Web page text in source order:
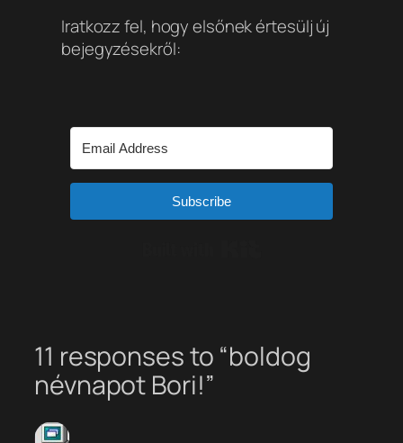
Iratkozz fel, hogy elsőnek értesülj új
bejegyzésekről:
Subscribe
11 responses to “boldog
névnapot Bori!”